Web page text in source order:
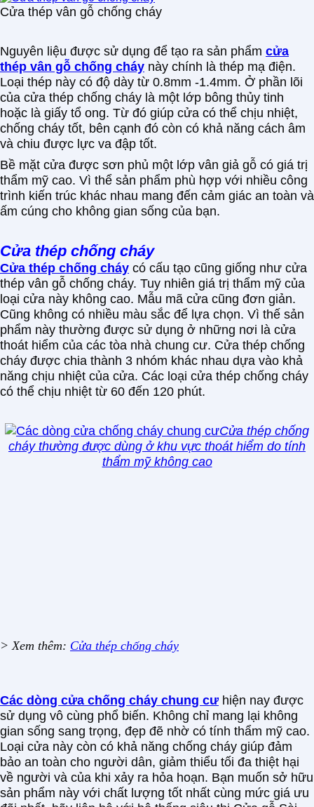
Cửa thép vân gỗ chống cháy
Nguyên liệu được sử dụng để tạo ra sản phẩm cửa
thép vân gỗ chống cháy này chính là thép mạ điện.
Loại thép này có độ dày từ 0.8mm -1.4mm. Ở phần lõi
của cửa thép chống cháy là một lớp bông thủy tinh
hoặc là giấy tổ ong. Từ đó giúp cửa có thể chịu nhiệt,
chống cháy tốt, bên cạnh đó còn có khả năng cách âm
và chiu được lực va đập tốt.
Bề mặt cửa được sơn phủ một lớp vân giả gỗ có giá trị
thẩm mỹ cao. Vì thể sản phẩm phù hợp với nhiều công
trình kiến trúc khác nhau mang đến cảm giác an toàn và
ấm cúng cho không gian sống của bạn.
Cửa thép chống cháy
Cửa thép chống cháy có cấu tạo cũng giống như cửa
thép vân gỗ chống cháy. Tuy nhiên giá trị thẩm mỹ của
loại cửa này không cao. Mẫu mã cửa cũng đơn giản.
Cũng không có nhiều màu sắc để lựa chọn. Vì thế sản
phẩm này thường được sử dụng ở những nơi là cửa
thoát hiểm của các tòa nhà chung cư. Cửa thép chống
cháy được chia thành 3 nhóm khác nhau dựa vào khả
năng chịu nhiệt của cửa. Các loại cửa thép chống cháy
có thể chịu nhiệt từ 60 đến 120 phút.
Cửa thép chống
cháy thường được dùng ở khu vực thoát hiểm do tính
thẩm mỹ không cao
> Xem thêm: Cửa thép chống cháy
Các dòng cửa chống cháy chung cư hiện nay được
sử dụng vô cùng phổ biến. Không chỉ mang lại không
gian sống sang trọng, đẹp đẽ nhờ có tính thẩm mỹ cao.
Loại cửa này còn có khả năng chống cháy giúp đảm
bảo an toàn cho người dân, giảm thiểu tối đa thiệt hại
về người và của khi xảy ra hỏa hoạn. Bạn muốn sở hữu
sản phẩm này với chất lượng tốt nhất cùng mức giá ưu